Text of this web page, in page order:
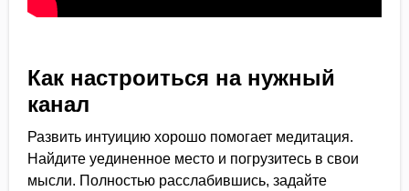
Как настроиться на нужный
канал
Развить интуицию хорошо помогает медитация.
Найдите уединенное место и погрузитесь в свои
мысли. Полностью расслабившись, задайте